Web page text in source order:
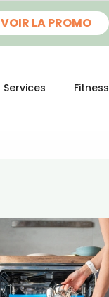
VOIR LA PROMO
Services Fitness